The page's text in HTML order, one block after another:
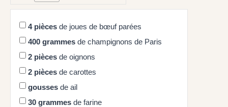
4 pièces de joues de bœuf parées
400 grammes de champignons de Paris
2 pièces de oignons
2 pièces de carottes
gousses de ail
30 grammes de farine